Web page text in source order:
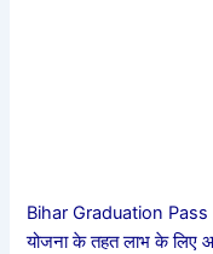
Bihar Graduation
योजना के तहत लाभ के लिए